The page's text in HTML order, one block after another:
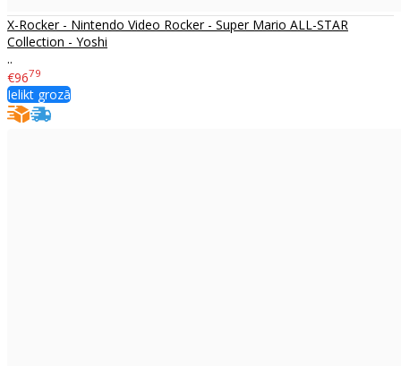
X-Rocker - Nintendo Video Rocker - Super Mario ALL-STAR
Collection - Yoshi
..
€9679
Ielikt grozā